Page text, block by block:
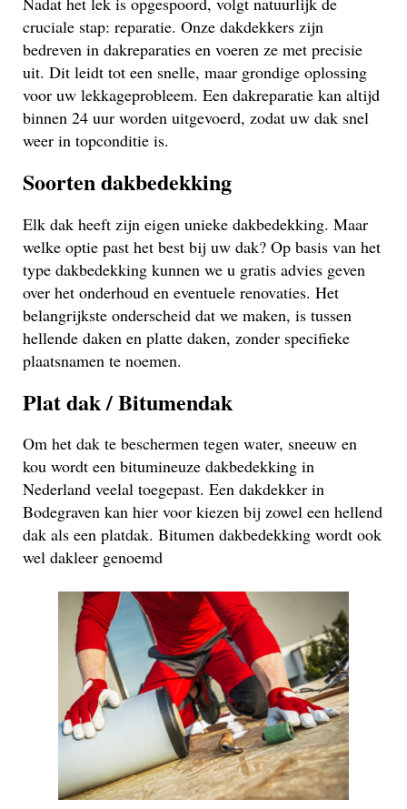
cruciale stap: reparatie. Onze dakdekkers zijn
bedreven in dakreparaties en voeren ze met precisie
uit. Dit leidt tot een snelle, maar grondige oplossing
voor uw lekkageprobleem. Een dakreparatie kan altijd
binnen 24 uur worden uitgevoerd, zodat uw dak snel
weer in topconditie is.
Soorten dakbedekking
Elk dak heeft zijn eigen unieke dakbedekking. Maar
welke optie past het best bij uw dak? Op basis van het
type dakbedekking kunnen we u gratis advies geven
over het onderhoud en eventuele renovaties. Het
belangrijkste onderscheid dat we maken, is tussen
hellende daken en platte daken, zonder specifieke
plaatsnamen te noemen.
Plat dak / Bitumendak
Om het dak te beschermen tegen water, sneeuw en
kou wordt een bitumineuze dakbedekking in
Nederland veelal toegepast. Een dakdekker in
Bodegraven kan hier voor kiezen bij zowel een hellend
dak als een platdak. Bitumen dakbedekking wordt ook
wel dakleer genoemd